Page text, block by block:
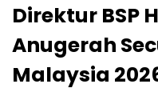
Direktur BSP
Anugerah
Malaysia